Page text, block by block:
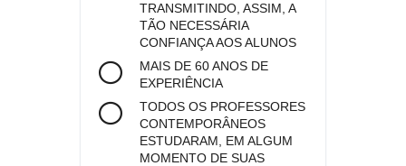
TRANSMITINDO, ASSIM, A
TÃO NECESSÁRIA
CONFIANÇA AOS ALUNOS
MAIS DE 60 ANOS DE
EXPERIÊNCIA
TODOS OS PROFESSORES
CONTEMPORÂNEOS
ESTUDARAM, EM ALGUM
MOMENTO DE SUAS